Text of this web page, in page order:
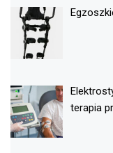
terapia